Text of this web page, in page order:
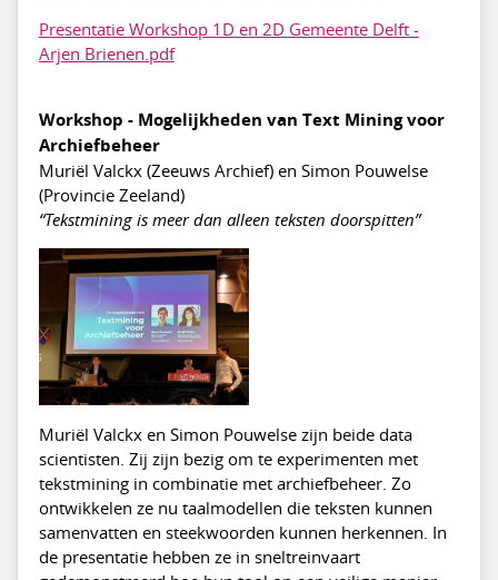
Presentatie Workshop 1D en 2D Gemeente Delft -
Arjen Brienen.pdf
Workshop - Mogelijkheden van Text Mining voor
Archiefbeheer
Muriël Valckx (Zeeuws Archief) en Simon Pouwelse
(Provincie Zeeland)
“Tekstmining is meer dan alleen teksten doorspitten”
Muriël Valckx en Simon Pouwelse zijn beide data
scientisten. Zij zijn bezig om te experimenten met
tekstmining in combinatie met archiefbeheer. Zo
ontwikkelen ze nu taalmodellen die teksten kunnen
samenvatten en steekwoorden kunnen herkennen. In
de presentatie hebben ze in sneltreinvaart